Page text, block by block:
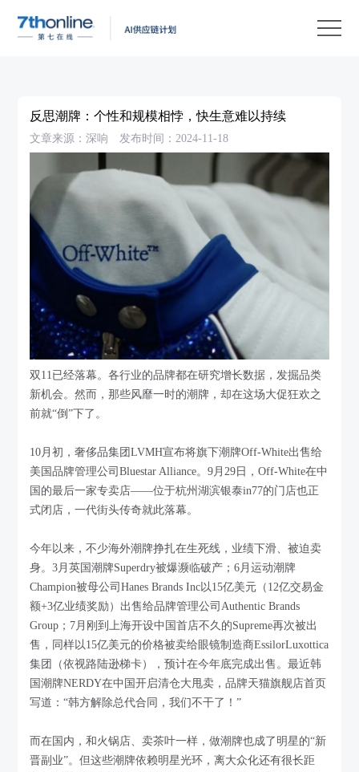
反思潮牌：个性和规模相悖，快生意难以持续
文章来源：深响 发布时间：2024-11-18
双11已经落幕。各行业的品牌都在研究增长数据，发掘品类
新机会。然而，那些风靡一时的潮牌，却在这场大促狂欢之
前就“倒”下了。
10月初，奢侈品集团LVMH宣布将旗下潮牌Off-White出售给
美国品牌管理公司Bluestar Alliance。9月29日，Off-White在中
国的最后一家专卖店——位于杭州湖滨银泰in77的门店也正
式闭店，一代街头传奇就此落幕。
今年以来，不少海外潮牌挣扎在生死线，业绩下滑、被迫卖
身。3月英国潮牌Superdry被爆濒临破产；6月运动潮牌
Champion被母公司Hanes Brands Inc以15亿美元（12亿交易金
额+3亿业绩奖励）出售给品牌管理公司Authentic Brands
Group；7月刚到上海开设中国首店不久的Supreme再次被出
售，同样以15亿美元的价格被卖给眼镜制造商EssilorLuxottica
集团（依视路陆逊梯卡），预计在今年底完成出售。最近韩
国潮牌NERDY在中国开启清仓大甩卖，品牌天猫旗舰店首页
写道：“韩方解除总代合同，我们不干了！”
而在国内，和火锅店、卖茶叶一样，做潮牌也成了明星的“新
晋副业”。但这些潮牌依赖明星光环，离大众化还有很长距